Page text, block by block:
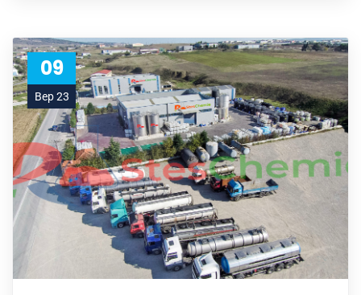
09
Вер 23